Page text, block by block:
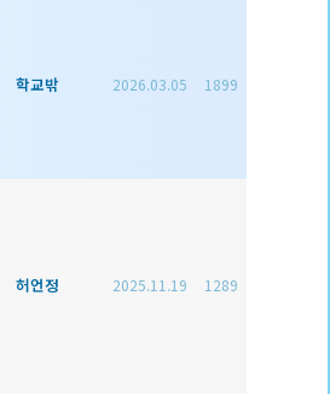
학교밖 2026.03.05 1899
허언정 2025.11.19 1289